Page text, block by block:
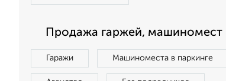
Продажа гаржей, машиномест
Гаражи Машиноместа в паркинге